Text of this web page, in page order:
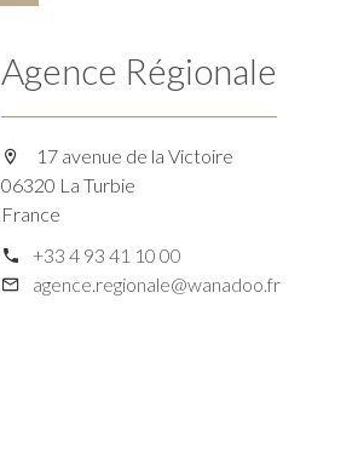
Agence Régionale
17 avenue de la Victoire
06320 La Turbie
France
+33 4 93 41 10 00
agence.regionale@wanadoo.fr